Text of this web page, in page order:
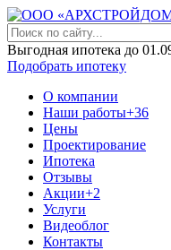
Выгодная ипотека до
Подобрать ипотеку
О компании
Наши работы+36
Цены
Проектирование
Ипотека
Отзывы
Акции+2
Услуги
Видеоблог
Контакты